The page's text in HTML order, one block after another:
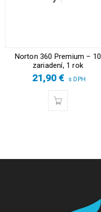
Norton 360 Premium – 10
zariadení, 1 rok
21,90€ s DPH